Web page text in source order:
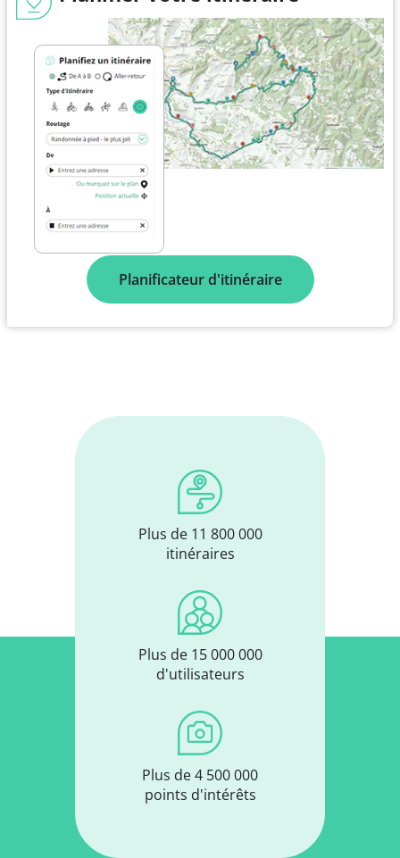
Planificateur d'itinéraire
Plus de 11 800 000
itinéraires
Plus de 15 000 000
d'utilisateurs
Plus de 4 500 000
points d'intérêts